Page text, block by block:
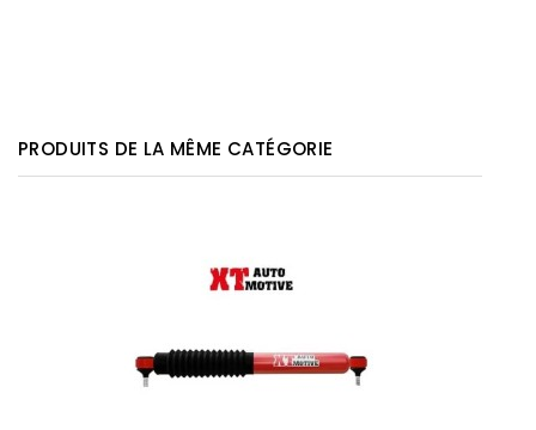
PRODUITS DE LA MÊME CATÉGORIE